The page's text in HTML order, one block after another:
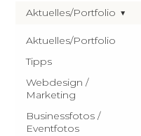
Aktuelles/Portfolio
Tipps
Webdesign /
Marketing
Businessfotos /
Eventfotos
Aktuelles/Portfolio